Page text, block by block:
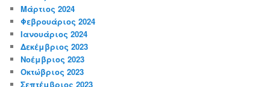
Μάρτιος 2024
Φεβρουάριος 2024
Ιανουάριος 2024
Δεκέμβριος 2023
Νοέμβριος 2023
Οκτώβριος 2023
Σεπτέμβριος 2023